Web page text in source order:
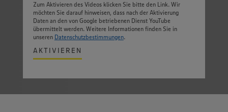
Zum Aktivieren des Videos klicken Sie bitte den Link. Wir
möchten Sie darauf hinweisen, dass nach der Aktivierung
Daten an den von Google betriebenen Dienst YouTube
übermittelt werden. Weitere Informationen finden Sie in
unseren Datenschutzbestimmungen.
AKTIVIEREN